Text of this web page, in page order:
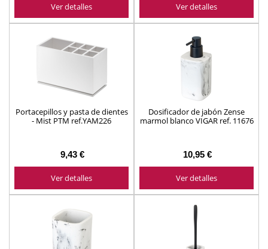
Ver detalles Ver detalles
Portacepillos y pasta de dientes
- Mist PTM ref.YAM226
9,43 €
Ver detalles
Dosificador de jabón Zense
marmol blanco VIGAR ref. 11676
10,95 €
Ver detalles